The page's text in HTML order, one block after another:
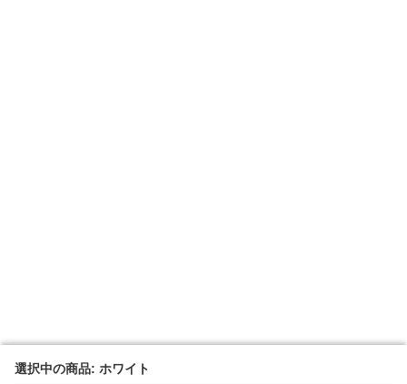
選択中の商品: ホワイト
選択中の商品: ホワイト